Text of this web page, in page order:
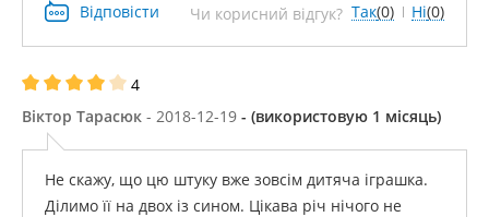
Відповісти Чи корисний відгук? Так(0) Ні(0)
4
Віктор Тарасюк - 2018-12-19 - (використовую 1 місяць)
Не скажу, що цю штуку вже зовсім дитяча іграшка.
Ділимо її на двох із сином. Цікава річ нічого не